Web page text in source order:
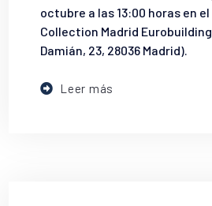
octubre a las 13:00 horas en el
Collection Madrid Eurobuilding
Damián, 23, 28036 Madrid).
Leer más